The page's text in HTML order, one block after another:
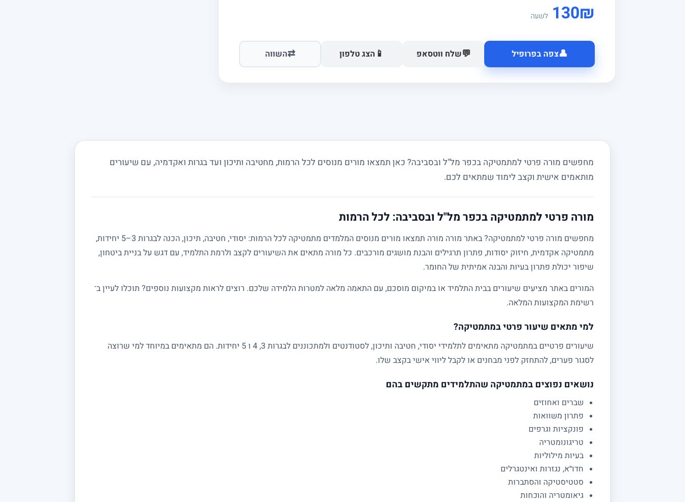
₪
130 לשעה
👤צפה בפרופיל 💬שלח ווטסאפ 📱 הצג טלפון ⇄השווה
מחפשים מורה פרטי למתמטיקה בכפר מל"ל ובסביבה? כאן תמצאו מורים מנוסים לכל הרמות, מחטיבה ותיכון ועד בגרות ואקדמיה, עם שיעורים
מותאמים אישית וקצב לימוד שמתאים לכם.
מורה פרטי למתמטיקה בכפר מל"ל ובסביבה: לכל הרמות
מחפשים מורה פרטי למתמטיקה? באתר מורה מורה תמצאו מורים מנוסים המלמדים מתמטיקה לכל הרמות: יסודי, חטיבה, תיכון, הכנה לבגרות 3–5 יחידות,
מתמטיקה אקדמית, חיזוק יסודות, פתרון תרגילים והבנת מושגים מורכבים. כל מורה מתאים את השיעורים לקצב ולרמת התלמיד, עם דגש על בניית ביטחון,
שיפור יכולת פתרון בעיות והבנה אמיתית של החומר.
המורים באתר מציעים שיעורים בבית התלמיד או במיקום מוסכם, עם התאמה מלאה למטרות הלמידה שלכם. רוצים לראות מקצועות נוספים? תוכלו לעיין ב־
רשימת המקצועות המלאה.
למי מתאים שיעור פרטי במתמטיקה?
שיעורים פרטיים במתמטיקה מתאימים לתלמידי יסודי, חטיבה ותיכון, לסטודנטים ולמתכוננים לבגרות 3, 4 ו 5 יחידות. הם מתאימים במיוחד למי שרוצה
לסגור פערים, להתחזק לפני מבחנים או לקבל ליווי אישי בקצב שלו.
נושאים נפוצים במתמטיקה שהתלמידים מתקשים בהם
שברים ואחוזים
פתרון משוואות
פונקציות וגרפים
טריגונומטריה
בעיות מילוליות
חדו״א, נגזרות ואינטגרלים
סטטיסטיקה והסתברות
גיאומטריה והוכחות